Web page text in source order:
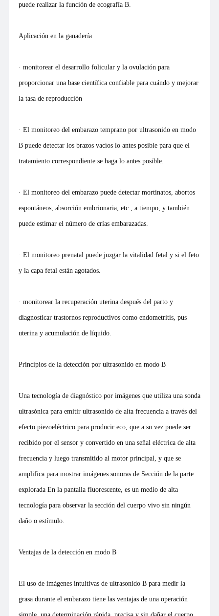
puede realizar la función de ecografía B.
Aplicación en la ganadería
· monitorear el desarrollo folicular y la ovulación para
proporcionar una base científica confiable para cuándo y mejorar
la tasa de reproducción
· El monitoreo del embarazo temprano por ultrasonido en modo
B puede detectar los brazos vacíos lo antes posible para que el
tratamiento correspondiente se haga lo antes posible.
· El monitoreo del embarazo puede detectar mortinatos, abortos
espontáneos, absorción embrionaria, etc., a tiempo, y también
puede estimar el número de crías embarazadas.
· El monitoreo prenatal puede juzgar la vitalidad fetal y si el feto
y la capa fetal están agotados.
· monitorear la recuperación uterina después del parto y
diagnosticar trastornos reproductivos como endometritis, pus
uterina y acumulación de líquido.
Principios de la detección por ultrasonido en modo B
Una tecnología de diagnóstico por imágenes que utiliza una sonda
ultrasónica para emitir ultrasonido de alta frecuencia a través del
efecto piezoeléctrico para producir eco, que a su vez puede ser
recibido por el sensor y convertido en una señal eléctrica de alta
frecuencia y luego transmitido al motor principal, y que se
amplifica para mostrar imágenes sonoras de Sección de la parte
explorada En la pantalla fluorescente, es un medio de alta
tecnología para observar la sección del cuerpo vivo sin ningún
daño o estímulo.
Ventajas de la detección en modo B
El uso de imágenes intuitivas de ultrasonido B para medir la
grasa durante el embarazo tiene las ventajas de una operación